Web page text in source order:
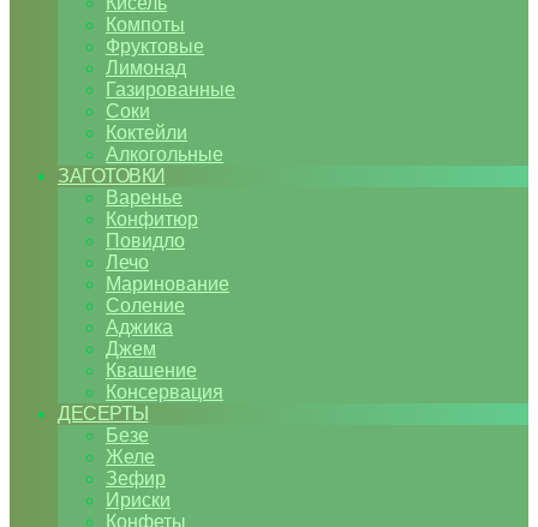
Компоты
Фруктовые
Лимонад
Газированные
Соки
Коктейли
Алкогольные
ЗАГОТОВКИ
Варенье
Конфитюр
Повидло
Лечо
Маринование
Соление
Аджика
Джем
Квашение
Консервация
ДЕСЕРТЫ
Безе
Желе
Зефир
Ириски
Конфеты